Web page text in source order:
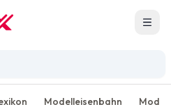
Menü
Modelleisenbahn